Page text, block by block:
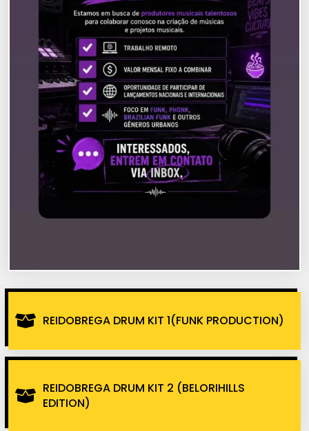
REIDOBREGA DRUM KIT 1(FUNK PRODUCTION)
REIDOBREGA DRUM KIT 2 (BELORIHILLS
EDITION)